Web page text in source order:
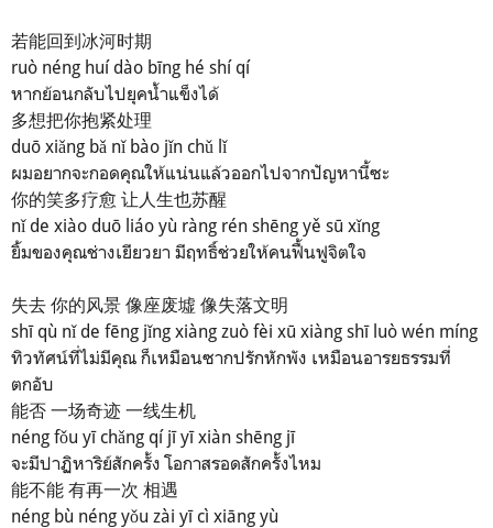
若能回到冰河时期
ruò néng huí dào bīng hé shí qí
หากย้อนกลับไปยุคน้ำแข็งได้
多想把你抱紧处理
duō xiǎng bǎ nǐ bào jǐn chǔ lǐ
ผมอยากจะกอดคุณให้แน่นแล้วออกไปจากปัญหานี้ซะ
你的笑多疗愈 让人生也苏醒
nǐ de xiào duō liáo yù ràng rén shēng yě sū xǐng
ยิ้มของคุณช่างเยียวยา มีฤทธิ์ช่วยให้คนฟื้นฟูจิตใจ
失去 你的风景 像座废墟 像失落文明
shī qù nǐ de fēng jǐng xiàng zuò fèi xū xiàng shī luò wén míng
ทิวทัศน์ที่ไม่มีคุณ ก็เหมือนซากปรักหักพัง เหมือนอารยธรรมที่
ตกอับ
能否 一场奇迹 一线生机
néng fǒu yī chǎng qí jī yī xiàn shēng jī
จะมีปาฏิหาริย์สักครั้ง โอกาสรอดสักครั้งไหม
能不能 有再一次 相遇
néng bù néng yǒu zài yī cì xiāng yù